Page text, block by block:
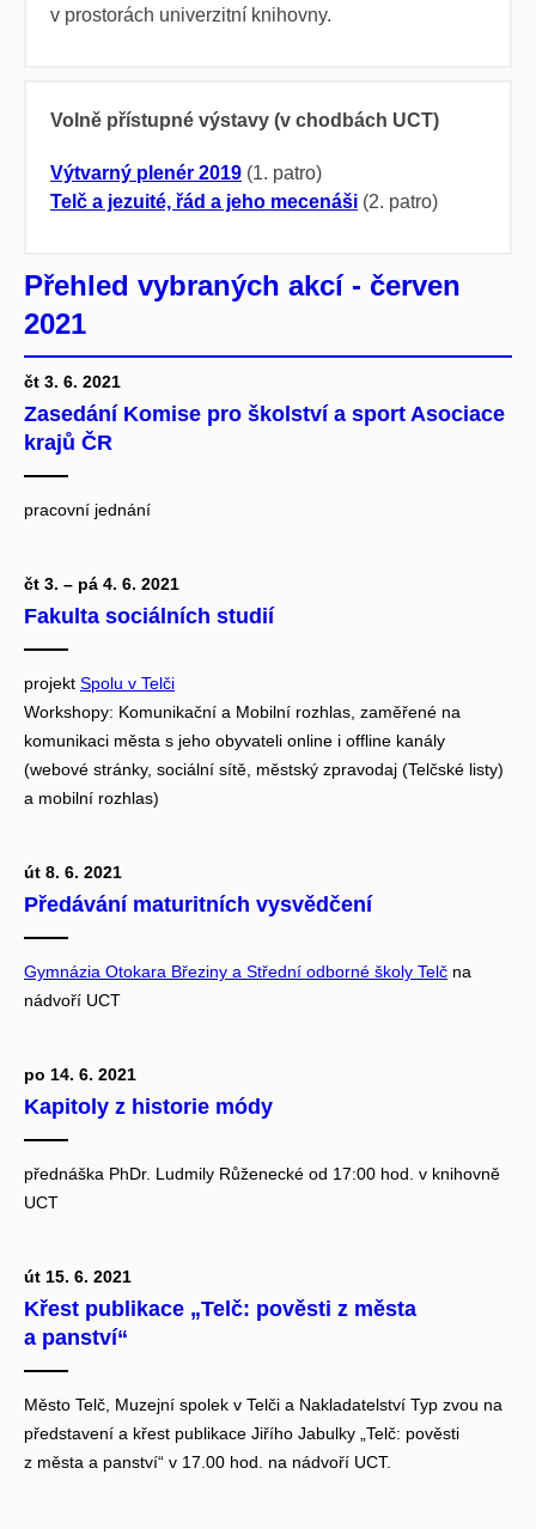
v prostorách univerzitní knihovny.
Volně přístupné výstavy (v chodbách UCT)
Výtvarný plenér 2019 (1. patro)
Telč a jezuité, řád a jeho mecenáši (2. patro)
Přehled vybraných akcí - červen
2021
čt 3. 6. 2021
Zasedání Komise pro školství a sport Asociace
krajů ČR
pracovní jednání
čt 3. – pá 4. 6. 2021
Fakulta sociálních studií
projekt Spolu v Telči
Workshopy: Komunikační a Mobilní rozhlas, zaměřené na
komunikaci města s jeho obyvateli online i offline kanály
(webové stránky, sociální sítě, městský zpravodaj (Telčské listy)
a mobilní rozhlas)
út 8. 6. 2021
Předávání maturitních vysvědčení
Gymnázia Otokara Březiny a Střední odborné školy Telč na
nádvoří UCT
po 14. 6. 2021
Kapitoly z historie módy
přednáška PhDr. Ludmily Růženecké od 17:00 hod. v knihovně
UCT
út 15. 6. 2021
Křest publikace „Telč: pověsti z města
a panství“
Město Telč, Muzejní spolek v Telči a Nakladatelství Typ zvou na
představení a křest publikace Jiřího Jabulky „Telč: pověsti
z města a panství“ v 17.00 hod. na nádvoří UCT.